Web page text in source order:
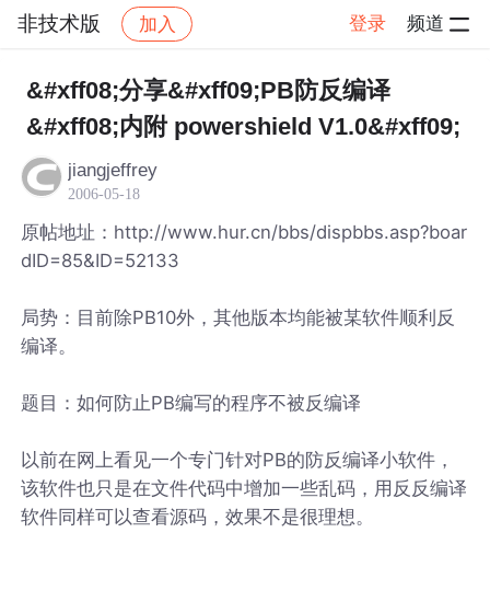
非技术版 加入 登录 频道
社区 非技术版 帖子详情
&#xff08;分享&#xff09;PB防反编译
&#xff08;内附 powershield V1.0&#xff09;
jiangjeffrey
2006-05-18
原帖地址：http://www.hur.cn/bbs/dispbbs.asp?boar
dID=85&ID=52133
局势：目前除PB10外，其他版本均能被某软件顺利反
编译。
题目：如何防止PB编写的程序不被反编译
以前在网上看见一个专门针对PB的防反编译小软件，
该软件也只是在文件代码中增加一些乱码，用反反编译
软件同样可以查看源码，效果不是很理想。